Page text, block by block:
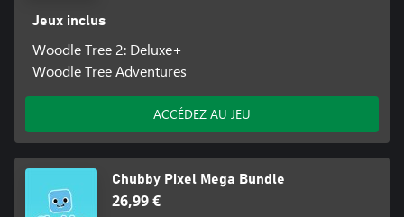
Jeux inclus
Woodle Tree 2: Deluxe+
Woodle Tree Adventures
ACCÉDEZ AU JEU
Chubby Pixel Mega Bundle
26,99 €